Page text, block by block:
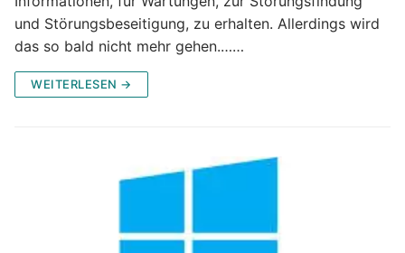
und Störungsbeseitigung, zu erhalten. Allerdings wird
das so bald nicht mehr gehen.……
WEITERLESEN →